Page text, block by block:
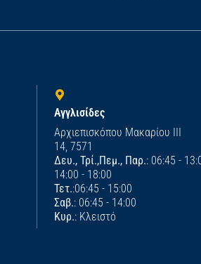
Αγγλισίδες
Αρχιεπισκόπου Μακαρίου ΙΙΙ
14, 7571
Δευ., Τρί.,Πεμ., Παρ.: 06:45 -
14:00 - 18:00
Τετ.:06:45 - 15:00
Σαβ.: 06:45 - 14:00
Κυρ.: Κλειστό